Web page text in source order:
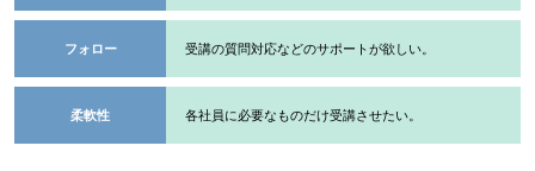
フォロー 受講の質問対応などのサポートが欲しい。
柔軟性 各社員に必要なものだけ受講させたい。